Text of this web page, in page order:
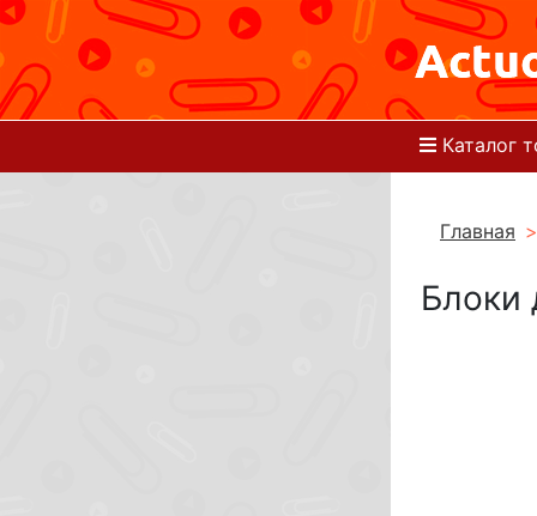
Каталог
Главная
Блоки